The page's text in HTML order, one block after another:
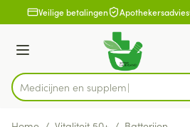
Ga naar de inhoud
1 van 1Veilige betalingen Apothekersadvies
Menu
Product, merk, categorie...
Medi